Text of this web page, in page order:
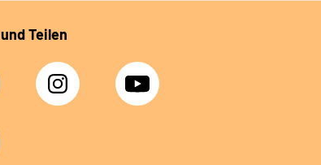
Teilen
Instagram YouTube